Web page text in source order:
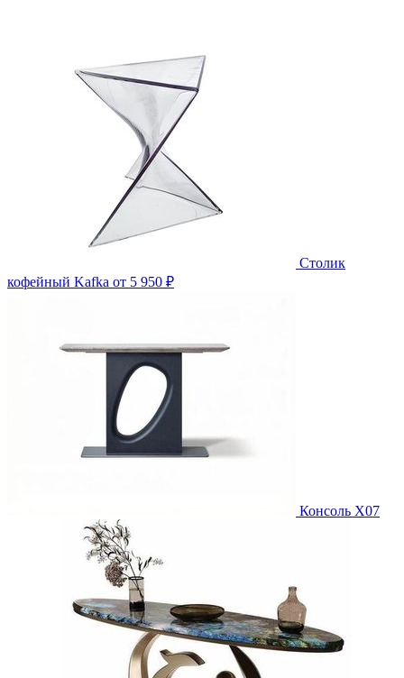
Столик
кофейный Kafka от 5 950 ₽
Консоль X07